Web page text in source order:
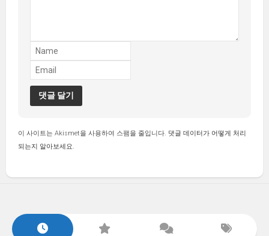
이 사이트는 Akismet을 사용하여 스팸을 줄입니다. 댓글 데이터가 어떻게 처리
되는지 알아보세요.